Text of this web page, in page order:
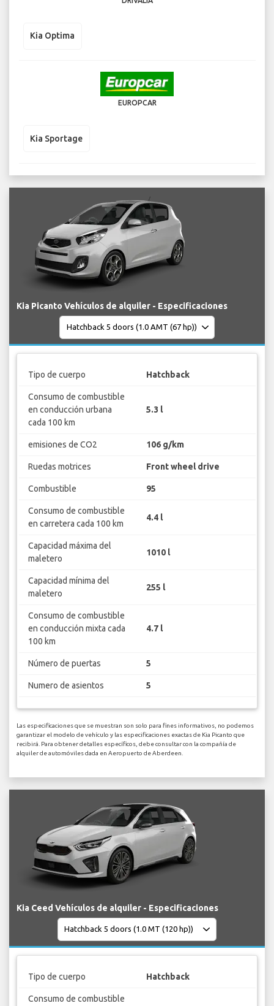
Kia Optima
EUROPCAR
Kia Sportage
Kia Picanto Vehículos de alquiler - Especificaciones
Tipo de cuerpo Hatchback
Consumo de combustible
en conducción urbana
cada 100 km
5.3 l
emisiones de CO2 106 g/km
Ruedas motrices Front wheel drive
Combustible 95
Consumo de combustible
en carretera cada 100 km
4.4 l
Capacidad máxima del
maletero
1010 l
Capacidad mínima del
maletero
255 l
Consumo de combustible
en conducción mixta cada
100 km
4.7 l
Número de puertas 5
Numero de asientos 5
Las especificaciones que se muestran son solo para fines informativos, no podemos
garantizar el modelo de vehículo y las especificaciones exactas de Kia Picanto que
recibirá. Para obtener detalles específicos, debe consultar con la compañía de
alquiler de automóviles dada en Aeropuerto de Aberdeen.
Kia Ceed Vehículos de alquiler - Especificaciones
Tipo de cuerpo Hatchback
Consumo de combustible